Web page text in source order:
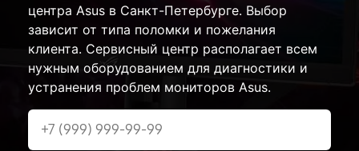
центра Asus в Санкт-Петербурге. Выбор
зависит от типа поломки и пожелания
клиента. Сервисный центр располагает всем
нужным оборудованием для диагностики и
устранения проблем мониторов Asus.